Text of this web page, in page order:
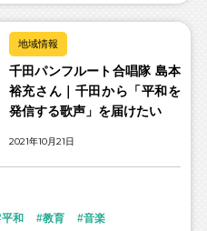
地域情報
千田パンフルート合唱隊 島本
裕充さん｜千田から「平和を
発信する歌声」を届けたい
2021年10月21日
平和 教育 音楽